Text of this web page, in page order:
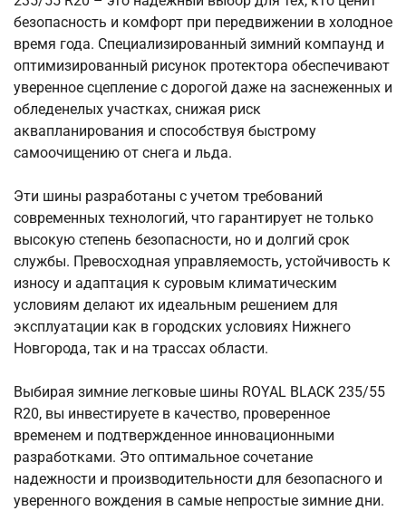
безопасность и комфорт при передвижении в холодное
время года. Специализированный зимний компаунд и
оптимизированный рисунок протектора обеспечивают
уверенное сцепление с дорогой даже на заснеженных и
обледенелых участках, снижая риск
аквапланирования и способствуя быстрому
самоочищению от снега и льда.
Эти шины разработаны с учетом требований
современных технологий, что гарантирует не только
высокую степень безопасности, но и долгий срок
службы. Превосходная управляемость, устойчивость к
износу и адаптация к суровым климатическим
условиям делают их идеальным решением для
эксплуатации как в городских условиях Нижнего
Новгорода, так и на трассах области.
Выбирая зимние легковые шины ROYAL BLACK 235/55
R20, вы инвестируете в качество, проверенное
временем и подтвержденное инновационными
разработками. Это оптимальное сочетание
надежности и производительности для безопасного и
уверенного вождения в самые непростые зимние дни.